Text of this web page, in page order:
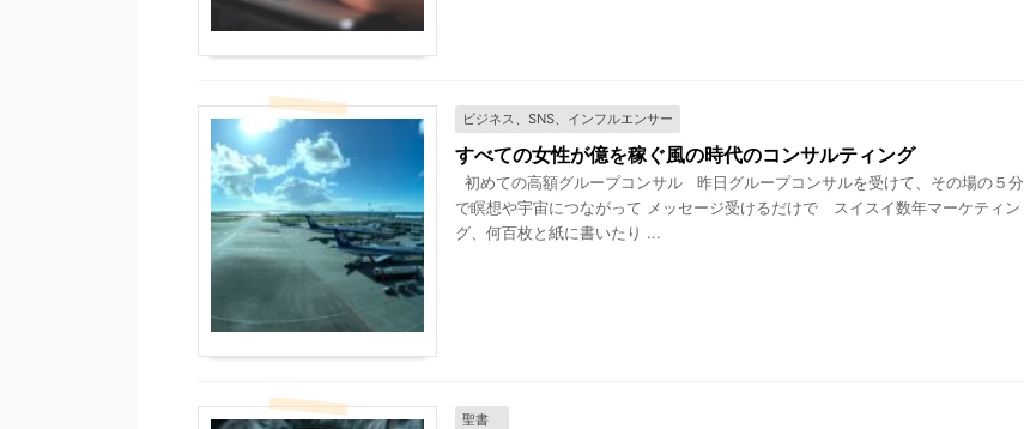
ビジネス、SNS、インフルエンサー
すべての女性が億を稼ぐ風の時代のコンサルティング
初めての高額グループコンサル 昨日グループコンサルを受けて、その場の５分
で瞑想や宇宙につながって メッセージ受けるだけで スイスイ数年マーケティン
グ、何百枚と紙に書いたり ...
聖書